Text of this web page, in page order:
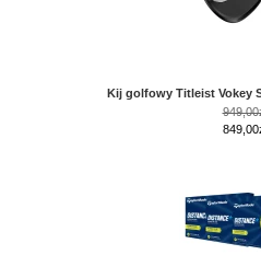
Kij golfowy Titleist Vokey